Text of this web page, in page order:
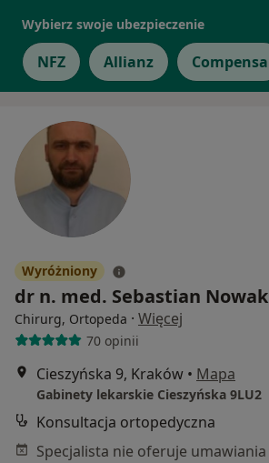
Wybierz swoje ubezpieczenie
NFZ Allianz Compensa
Wyróżniony
dr n. med. Sebastian Nowak
Chirurg, Ortopeda · Więcej
70 opinii
Cieszyńska 9, Kraków • Mapa
Gabinety lekarskie Cieszyńska 9LU2
Konsultacja ortopedyczna